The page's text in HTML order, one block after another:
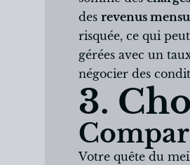
des revenus
risquée, ce qui
gérées avec un
négocier des
3.
Votre quête du